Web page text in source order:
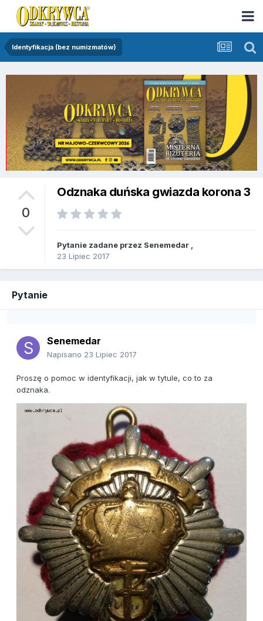
Identyfikacja (bez numizmatów)
0
Odznaka duńska gwiazda korona 3
Pytanie zadane przez Senemedar
23 Lipiec 2017
Pytanie
Senemedar
Napisano 23 Lipiec 2017
Proszę o pomoc w identyfikacji, jak w tytule, co to za
odznaka.